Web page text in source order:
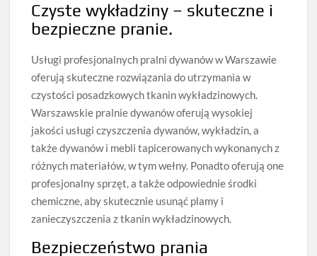
Czyste wykładziny – skuteczne i
bezpieczne pranie.
Usługi profesjonalnych pralni dywanów w Warszawie
oferują skuteczne rozwiązania do utrzymania w
czystości posadzkowych tkanin wykładzinowych.
Warszawskie pralnie dywanów oferują wysokiej
jakości usługi czyszczenia dywanów, wykładzin, a
także dywanów i mebli tapicerowanych wykonanych z
różnych materiałów, w tym wełny. Ponadto oferują one
profesjonalny sprzęt, a także odpowiednie środki
chemiczne, aby skutecznie usunąć plamy i
zanieczyszczenia z tkanin wykładzinowych.
Bezpieczeństwo prania